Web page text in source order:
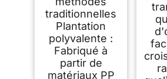
traditionnelles
Plantation
polyvalente :
Fabriqué à
partir de
matériaux PP